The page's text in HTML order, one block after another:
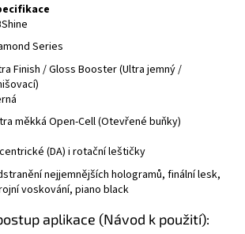
Series
Finish / Gloss Booster (Ultra jemný /
měkká Open-Cell (Otevřené buňky)
(DA) i rotační leštičky
nejjemnějších hologramů, finální lesk,
voskování, piano black
aplikace (Návod k použití):